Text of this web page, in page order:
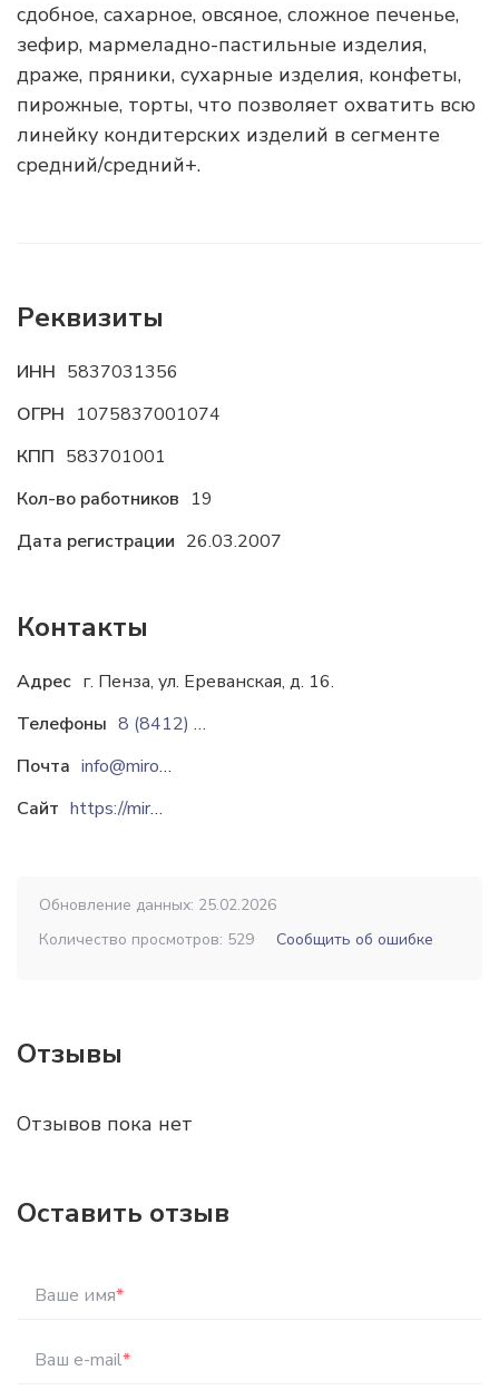
сдобное, сахарное, овсяное, сложное печенье,
зефир, мармеладно-пастильные изделия,
драже, пряники, сухарные изделия, конфеты,
пирожные, торты, что позволяет охватить всю
линейку кондитерских изделий в сегменте
средний/средний+.
Реквизиты
ИНН 5837031356
ОГРН 1075837001074
КПП 583701001
Кол-во работников 19
Дата регистрации 26.03.2007
Контакты
Адрес г. Пенза, ул. Ереванская, д. 16.
Телефоны
8 (8412) 381-705
Почта
info@miroslada.ru
Сайт
https://miroslada.ru
Обновление данных: 25.02.2026
Количество просмотров: 529
Сообщить об ошибке
Отзывы
Отзывов пока нет
Оставить отзыв
Ваше имя*
Ваш e-mail*